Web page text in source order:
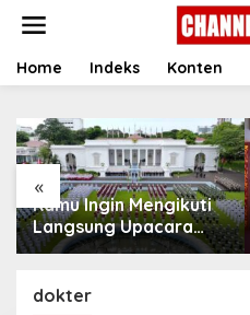
t
Home Indeks Konten
«
Kamu Ingin Mengikuti
Langsung Upacara
HUT Ke-81
Istana? Ini Link
dokter